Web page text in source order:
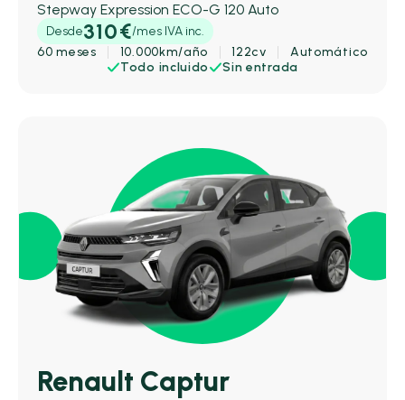
Stepway Expression ECO-G 120 Auto
Desde310€/mes IVA inc.
60 meses
10.000km/año 122cv
Automático
Todo incluido
Sin entrada
Renault Captur